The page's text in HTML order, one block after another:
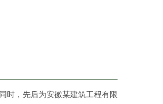
时，先后为安徽某建筑工程有限